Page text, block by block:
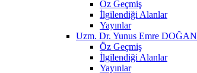
Öz Geçmiş
İlgilendiği Alanlar
Yayınlar
Uzm. Dr. Yunus Emre DOĞAN
Öz Geçmiş
İlgilendiği Alanlar
Yayınlar